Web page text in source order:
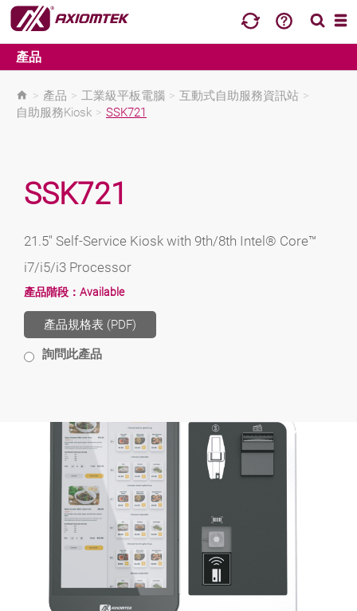
產品
> 產品 > 工業級平板電腦 > 互動式自助服務資訊站 >
自助服務Kiosk > SSK721
SSK721
21.5" Self-Service Kiosk with 9th/8th Intel® Core™
i7/i5/i3 Processor
產品階段： Available
產品規格表 (PDF)
詢問此產品